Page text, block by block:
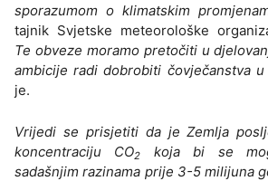
sporazumom o klimatskim
tajnik Svjetske meteorološke
Te obveze moramo pretočiti u
ambicije radi dobrobiti čovječanstva u
je.
Vrijedi se prisjetiti da je Zemlja
koncentraciju CO2
koja bi se
sadašnjim razinama prije 3-5 milijuna